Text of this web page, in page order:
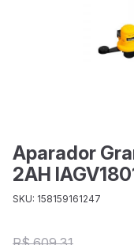
Aparador
2AH
SKU: 158159161247